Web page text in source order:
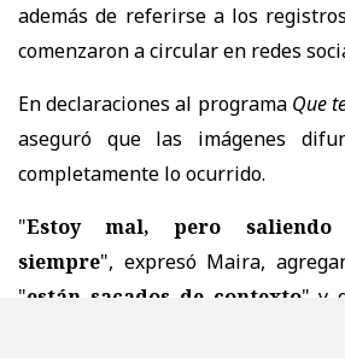
además de referirse a los
comenzaron a circular en redes
En declaraciones al programa Que
aseguró que las imágenes
completamente lo ocurrido.
"Estoy mal, pero saliendo
siempre", expresó Maira,
"están sacados de contexto" y